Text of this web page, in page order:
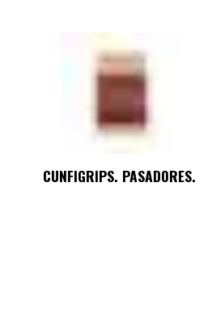
CUNFIGRIPS. PASADORES.